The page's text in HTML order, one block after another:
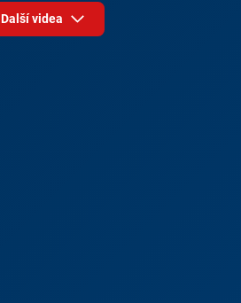
Další videa